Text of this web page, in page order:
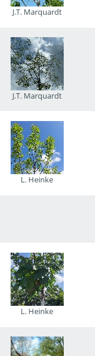
J.T. Marquardt
J.T. Marquardt
L. Heinke
L. Heinke